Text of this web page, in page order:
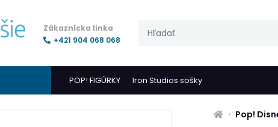
Zákaznícka linka
+421 904 068 068
POP! FIGÚRKY Iron Studios sošky
Pop!